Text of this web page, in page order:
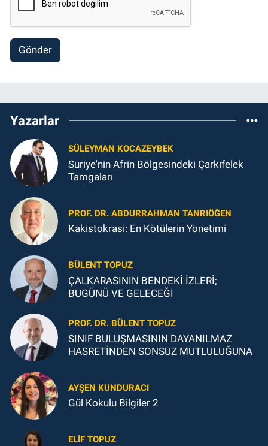
Gönder
Yazarlar
SÜLEYMAN KOCAZEYBEK
Suriye'nin Afrin Bölgesindeki Çarkıfelek
Tamgaları
PROF. DR. ABDURRAHMAN TANRIÖĞEN
Kakistokrasi: En Kötülerin Yönetimi
BÜLENT TOPUZ
ÇALKARASININ BENDEKİ İZLERİ;
BUGÜNÜ VE GELECEĞİ
PROF. DR. BÜLENT TOPUZ
SINIF BULUŞMASININ DAYANILMAZ
HASRETİNDEN SONSUZ MUTLULUĞUNA
AYŞEN KUNDURACI
Gül Kokulu Bilgiler 2
ELIF TOPUZ